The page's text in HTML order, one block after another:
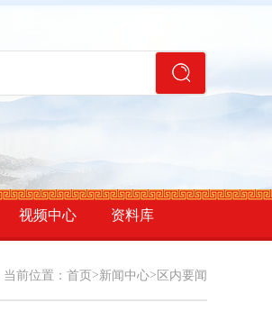
视频中心 资料库
当前位置： 首页 >新闻中心> 区内要闻